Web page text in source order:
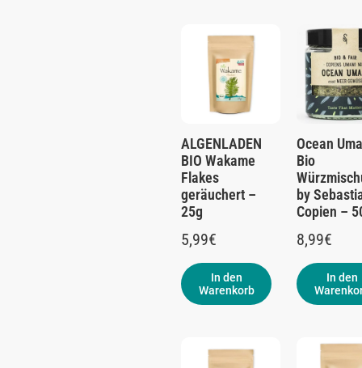
ALGENLADEN
BIO Wakame
Flakes
geräuchert –
25g
5,99€
In den
Warenkorb
Ocean
Bio
by
Copien –
8,99€
In den